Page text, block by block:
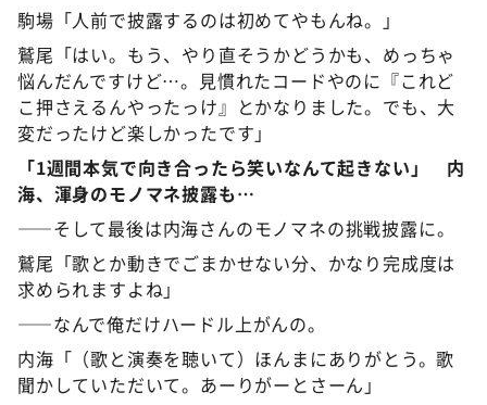
駒場「人前で披露するのは初めてやもんね。」
鷲尾「はい。もう、やり直そうかどうかも、めっちゃ
悩んだんですけど…。見慣れたコードやのに『これど
こ押さえるんやったっけ』とかなりました。でも、大
変だったけど楽しかったです」
「1週間本気で向き合ったら笑いなんて起きない」 内
海、渾身のモノマネ披露も…
――そして最後は内海さんのモノマネの挑戦披露に。
鷲尾「歌とか動きでごまかせない分、かなり完成度は
求められますよね」
――なんで俺だけハードル上がんの。
内海「（歌と演奏を聴いて）ほんまにありがとう。歌
聞かしていただいて。あーりがーとさーん」